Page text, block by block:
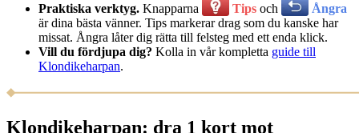
Praktiska verktyg. Knapparna Tips och
Ångra
är dina bästa vänner. Tips markerar drag som du kanske har
missat. Ångra låter dig rätta till felsteg med ett enda klick.
Vill du fördjupa dig? Kolla in vår kompletta guide till
Klondikeharpan.
Klondikeharpan: dra 1 kort mot